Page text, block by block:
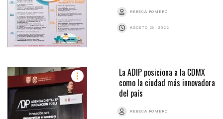
REBECA ROMERO
AGOSTO 26, 2022
La ADIP posiciona a la CDMX
como la ciudad más innovadora
del país
REBECA ROMERO